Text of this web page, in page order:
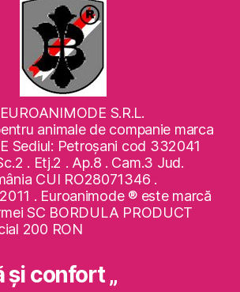
S.R.L.
animale de companie marca
Sediul: Petroşani cod 332041
. Etj.2 . Ap.8 . Cam.3 Jud.
CUI RO28071346 .
. Euroanimode ® este marcă
SC BORDULA PRODUCT
200 RON
şi confort „